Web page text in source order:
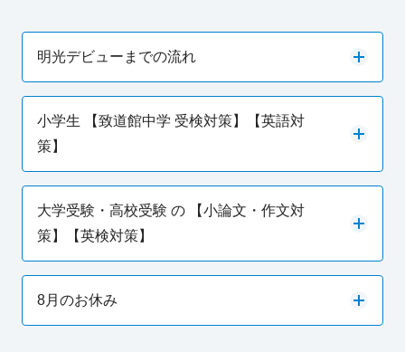
明光デビューまでの流れ
小学生 【致道館中学 受検対策】【英語対
策】
大学受験・高校受験 の 【小論文・作文対
策】【英検対策】
8月のお休み